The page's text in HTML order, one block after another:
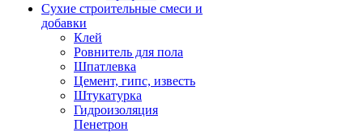
Сухие строительные смеси и
добавки
Клей
Ровнитель для пола
Шпатлевка
Цемент, гипс, известь
Штукатурка
Гидроизоляция
Пенетрон